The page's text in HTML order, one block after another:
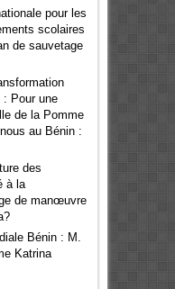
pour les
scolaires
de sauvetage
Pour une
de la Pomme
au Bénin :
des
à la
de manœuvre
Bénin : M.
Katrina